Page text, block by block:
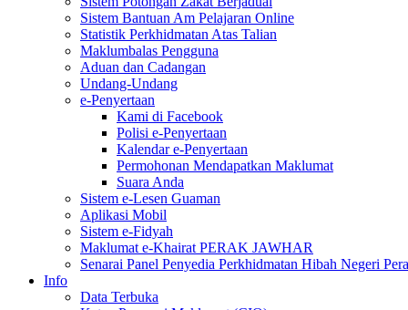
Sistem Bantuan Am Pelajaran Online
Statistik Perkhidmatan Atas Talian
Maklumbalas Pengguna
Aduan dan Cadangan
Undang-Undang
e-Penyertaan
Kami di Facebook
Polisi e-Penyertaan
Kalendar e-Penyertaan
Permohonan Mendapatkan Maklumat
Suara Anda
Sistem e-Lesen Guaman
Aplikasi Mobil
Sistem e-Fidyah
Maklumat e-Khairat PERAK JAWHAR
Senarai Panel Penyedia Perkhidmatan Hibah Negeri
Info
Data Terbuka